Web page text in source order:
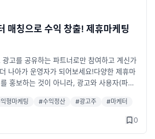
partners_admin/ (ID: admin / PW: 11
고 결정하세요!📌 문의 및 구매 안내궁금하신
지 문의 주세요!📞 전화: 070-8875-0050
/ 토, 일 휴무)💬 카카오톡: 문의하기📧
네이트온: u2n99_mast
로 도입하고 광고비 걱정 없이 매출을 늘려
편리하게 관리하고 싶은 업체제휴마케팅 플랫
을 한 번에 해결할 수 있습니다!■ 제휴마케
식1. 광고주가 제휴마케팅 운영사와 계약을 체
한 제품이나 서비스를 홍보3. 광고 목표(예:
) 달성 시 수익 배분성과 기반 광고 모델이라
적인 마케팅이 가능합니다!■ 제휴마케팅 운
창출하나요?광고주와 마케터 간 수익 분배
익을 창출할 수 있습니다!□ 수익 구조 예시:광
을 지급할 경우운영사가 중개 수수료 10%를
의 수익 발생■ 광고주 &amp; 마케터 영입 방
매칭으로 수익 창출! 제휴마케팅
고를 공유하는 파트너로만 참여하고 계신가
나아가 운영자가 되어보세요!다양한 제휴마
홍보하는 것이 아니라, 광고와 사용자(파트
랫폼 수수료를 통해 지속적인 수익을 창출할
마케팅 플랫폼 창업할까요?□ 초기 투자 부담
형마케팅 #수익정산 #광고주 #마케터
0